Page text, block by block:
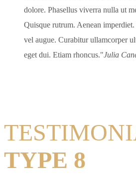
dolore. Phasellus viverra nulla ut
Quisque rutrum. Aenean
vel augue. Curabitur ullamcorper
eget dui. Etiam rhoncus. Julia Cane
TYPE 8